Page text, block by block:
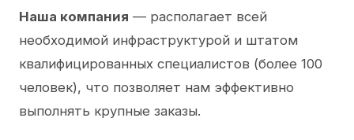
Наша компания — располагает всей
необходимой инфраструктурой и штатом
квалифицированных специалистов (более 100
человек), что позволяет нам эффективно
выполнять крупные заказы.